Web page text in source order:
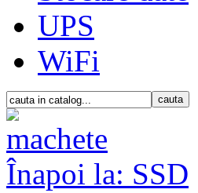
UPS
WiFi
Înapoi la: SSD